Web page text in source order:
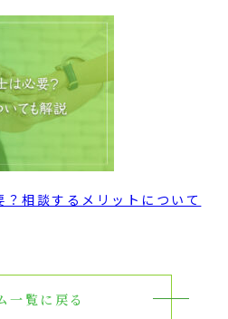
相談するメリットについて
一覧に戻る